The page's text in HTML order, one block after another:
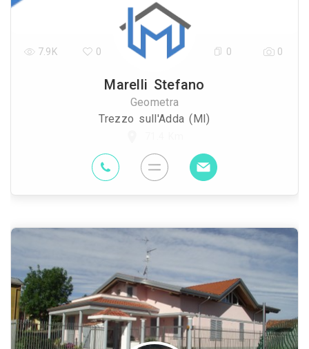
Marelli Stefano
Geometra
Trezzo sull'Adda (MI)
7.9K 0 0 0